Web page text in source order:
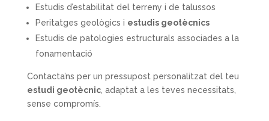
Estudis d’estabilitat del terreny i de talussos
Peritatges geològics i estudis geotècnics
Estudis de patologies estructurals associades a la
fonamentació
Contacta’ns per un pressupost personalitzat del teu
estudi geotècnic, adaptat a les teves necessitats,
sense compromís.